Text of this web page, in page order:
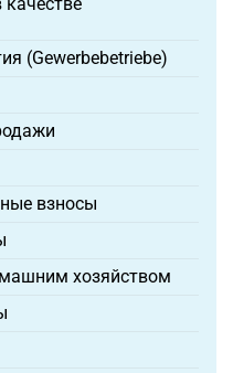
(Gewerbebetriebe)
взносы
хозяйством